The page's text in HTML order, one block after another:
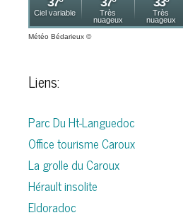
Météo Bédarieux ©
Liens:
Parc Du Ht-Languedoc
Office tourisme Caroux
La grolle du Caroux
Hérault insolite
Eldoradoc